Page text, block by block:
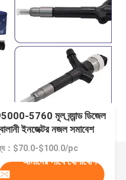
5760 মূল ব্র্যান্ড ডিজেল
ইনজেক্টর নজল সমাবেশ
：$70.0-$100.0/pc
আমাদের সাথে যোগাযোগ